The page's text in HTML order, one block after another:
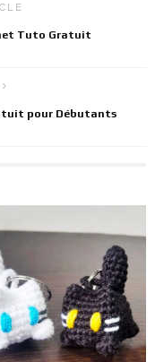
Tuto Gratuit
pour Débutants